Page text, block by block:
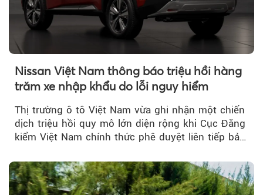
Nissan Việt Nam thông báo triệu hồi hàng
trăm xe nhập khẩu do lỗi nguy hiểm
Thị trường ô tô Việt Nam vừa ghi nhận một chiến
dịch triệu hồi quy mô lớn diện rộng khi Cục Đăng
kiểm Việt Nam chính thức phê duyệt liên tiếp bảy